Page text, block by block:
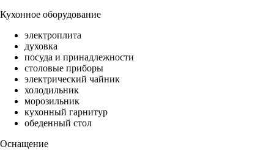
Кухонное оборудование
электроплита
духовка
посуда и принадлежности
столовые приборы
электрический чайник
холодильник
морозильник
кухонный гарнитур
обеденный стол
Оснащение